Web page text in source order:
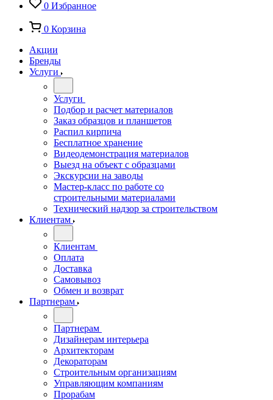
0 Избранное
0 Корзина
Акции
Бренды
Услуги
Услуги
Подбор и расчет материалов
Заказ образцов и планшетов
Распил кирпича
Бесплатное хранение
Видеодемонстрация материалов
Выезд на объект с образцами
Экскурсии на заводы
Мастер-класс по работе со
строительными материалами
Технический надзор за строительством
Клиентам
Клиентам
Оплата
Доставка
Самовывоз
Обмен и возврат
Партнерам
Партнерам
Дизайнерам интерьера
Архитекторам
Декораторам
Строительным организациям
Управляющим компаниям
Прорабам